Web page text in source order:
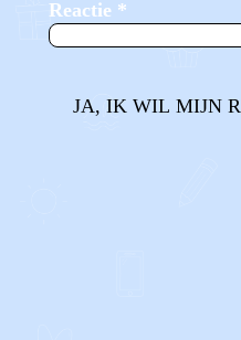
Reactie *
JA, IK WIL MIJN